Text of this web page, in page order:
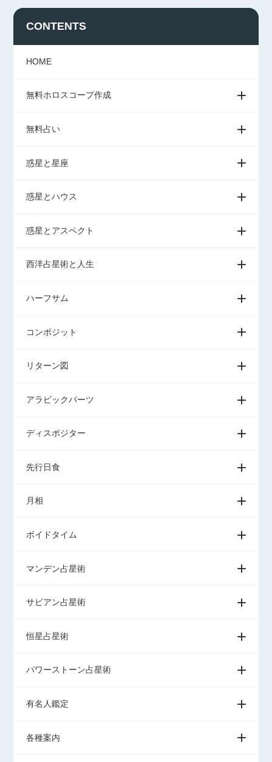
CONTENTS
HOME
無料ホロスコープ作成
無料占い
惑星と星座
惑星とハウス
惑星とアスペクト
西洋占星術と人生
ハーフサム
コンポジット
リターン図
アラビックパーツ
ディスポジター
先行日食
月相
ボイドタイム
マンデン占星術
サビアン占星術
恒星占星術
パワーストーン占星術
有名人鑑定
各種案内